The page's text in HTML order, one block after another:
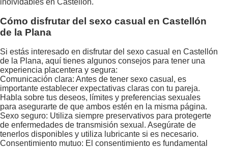
inolvidables en Castellón.
Cómo disfrutar del sexo casual en Castellón
de la Plana
Si estás interesado en disfrutar del sexo casual en Castellón
de la Plana, aquí tienes algunos consejos para tener una
experiencia placentera y segura:
Comunicación clara: Antes de tener sexo casual, es
importante establecer expectativas claras con tu pareja.
Habla sobre tus deseos, límites y preferencias sexuales
para asegurarte de que ambos estén en la misma página.
Sexo seguro: Utiliza siempre preservativos para protegerte
de enfermedades de transmisión sexual. Asegúrate de
tenerlos disponibles y utiliza lubricante si es necesario.
Consentimiento mutuo: El consentimiento es fundamental